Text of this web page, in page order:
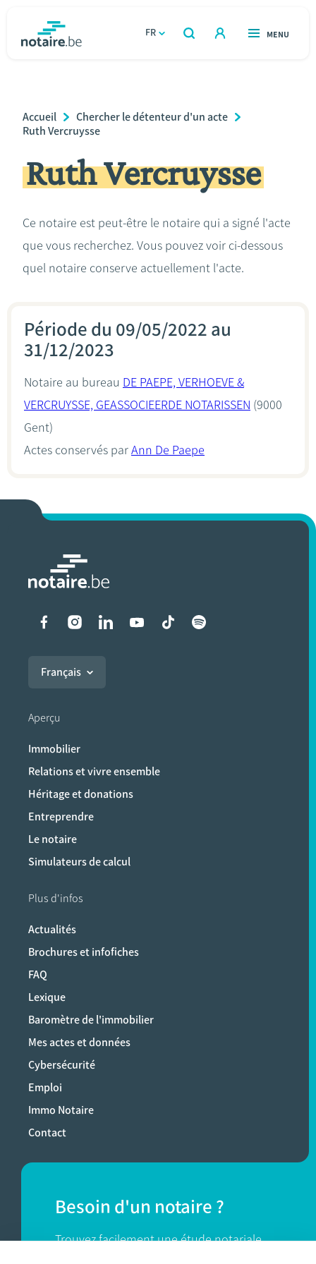
FR
OUVERT
RECHERCHER
OUVERT
MENU
Relations et vivre ensemble
Héritage et donations
Le notaire
Breadcrumb
Accueil
Chercher le détenteur d'un acte
Ruth Vercruysse
Ruth Vercruysse
Ce notaire est peut-être le notaire qui a signé l'acte
que vous recherchez. Vous pouvez voir ci-dessous
quel notaire conserve actuellement l'acte.
Période du 09/05/2022 au
31/12/2023
Notaire au bureau DE PAEPE, VERHOEVE &
VERCRUYSSE, GEASSOCIEERDE NOTARISSEN (9000
Gent)
Actes conservés parAnn De Paepe
Liens vers les réseaux
Français
Aperçu
Immobilier
Relations et vivre ensemble
Héritage et donations
Entreprendre
Le notaire
Simulateurs de calcul
Plus d'infos
Actualités
Brochures et infofiches
FAQ
Lexique
Baromètre de l'immobilier
Mes actes et données
Cybersécurité
Emploi
Immo Notaire
Contact
Besoin d'un notaire ?
Trouvez facilement une étude notariale